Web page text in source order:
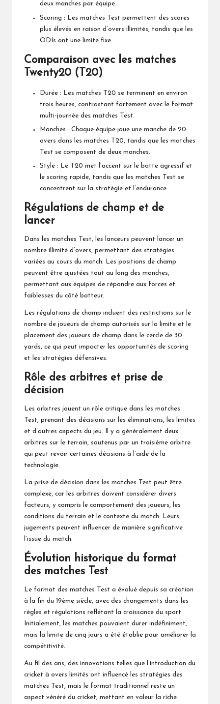
deux manches par équipe.
Scoring : Les matches Test permettent des scores
plus élevés en raison d’overs illimités, tandis que les
ODIs ont une limite fixe.
Comparaison avec les matches
Twenty20 (T20)
Durée : Les matches T20 se terminent en environ
trois heures, contrastant fortement avec le format
multi-journée des matches Test.
Manches : Chaque équipe joue une manche de 20
overs dans les matches T20, tandis que les matches
Test se composent de deux manches.
Style : Le T20 met l’accent sur le batte agressif et
le scoring rapide, tandis que les matches Test se
concentrent sur la stratégie et l’endurance.
Régulations de champ et de
lancer
Dans les matches Test, les lanceurs peuvent lancer un
nombre illimité d’overs, permettant des stratégies
variées au cours du match. Les positions de champ
peuvent être ajustées tout au long des manches,
permettant aux équipes de répondre aux forces et
faiblesses du côté batteur.
Les régulations de champ incluent des restrictions sur le
nombre de joueurs de champ autorisés sur la limite et le
placement des joueurs de champ dans le cercle de 30
yards, ce qui peut impacter les opportunités de scoring
et les stratégies défensives.
Rôle des arbitres et prise de
décision
Les arbitres jouent un rôle critique dans les matches
Test, prenant des décisions sur les éliminations, les limites
et d’autres aspects du jeu. Il y a généralement deux
arbitres sur le terrain, soutenus par un troisième arbitre
qui peut revoir certaines décisions à l’aide de la
technologie.
La prise de décision dans les matches Test peut être
complexe, car les arbitres doivent considérer divers
facteurs, y compris le comportement des joueurs, les
conditions du terrain et le contexte du match. Leurs
jugements peuvent influencer de manière significative
l’issue du match.
Évolution historique du format
des matches Test
Le format des matches Test a évolué depuis sa création
à la fin du 19ème siècle, avec des changements dans les
règles et régulations reflétant la croissance du sport.
Initialement, les matches pouvaient durer indéfiniment,
mais la limite de cinq jours a été établie pour améliorer la
compétitivité.
Au fil des ans, des innovations telles que l’introduction du
cricket à overs limités ont influencé les stratégies des
matches Test, mais le format traditionnel reste un
aspect vénéré du cricket, mettant en valeur la riche